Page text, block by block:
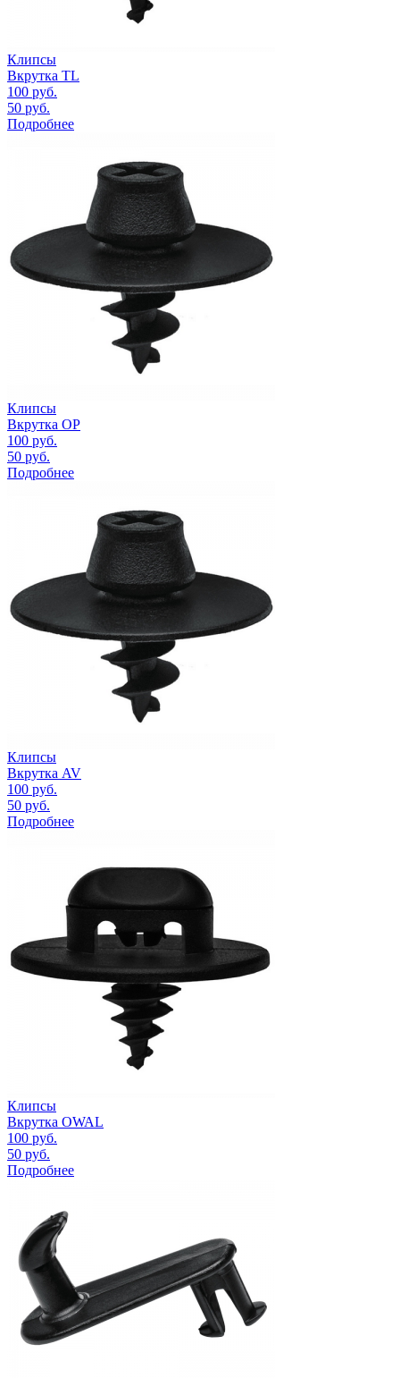
Клипсы
Вкрутка TL
100 руб.
50 руб.
Подробнее
Клипсы
Вкрутка OP
100 руб.
50 руб.
Подробнее
Клипсы
Вкрутка AV
100 руб.
50 руб.
Подробнее
Клипсы
Вкрутка OWAL
100 руб.
50 руб.
Подробнее